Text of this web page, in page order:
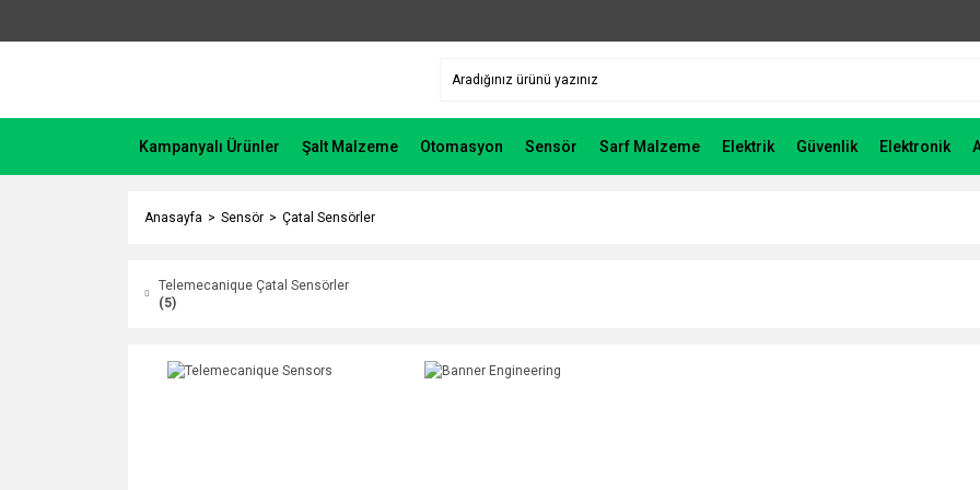
Kampanyalı Ürünler Şalt Malzeme Otomasyon Sensör Sarf Malzeme Elektrik Güvenlik Elektronik
Anasayfa Sensör Çatal Sensörler
Telemecanique Çatal Sensörler
(5)